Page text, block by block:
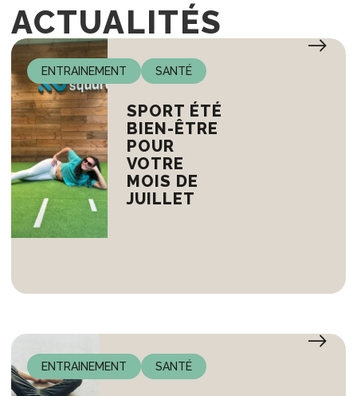
ACTUALITÉS
ENTRAINEMENT SANTÉ
SPORT ÉTÉ
BIEN-ÊTRE
POUR
VOTRE
MOIS DE
JUILLET
ENTRAINEMENT SANTÉ